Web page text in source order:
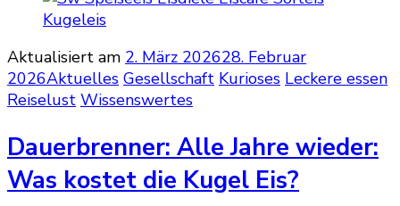
Aktualisiert am 2. März 202628. Februar
2026Aktuelles Gesellschaft Kurioses Leckere essen
Reiselust Wissenswertes
Dauerbrenner: Alle Jahre wieder:
Was kostet die Kugel Eis?